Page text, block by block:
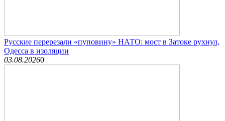
Русские перерезали «пуповину» НАТО: мост в Затоке рухнул,
Одесса в изоляции
03.08.20260